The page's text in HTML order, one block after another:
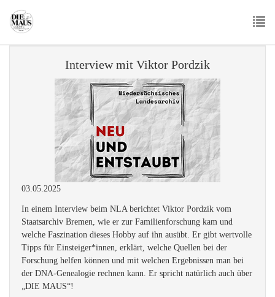
main
content
Interview mit Viktor Pordzik
03.05.2025
In einem Interview beim NLA berichtet Viktor Pordzik vom
Staatsarchiv Bremen, wie er zur Familienforschung kam und
welche Faszination dieses Hobby auf ihn ausübt. Er gibt wertvolle
Tipps für Einsteiger*innen, erklärt, welche Quellen bei der
Forschung helfen können und mit welchen Ergebnissen man bei
der DNA-Genealogie rechnen kann. Er spricht natürlich auch über
„DIE MAUS“!